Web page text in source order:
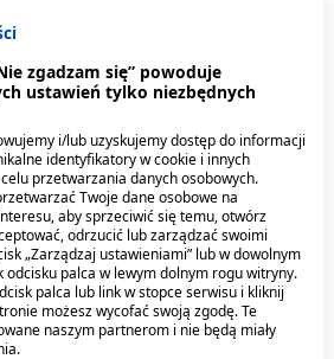
zgadzam się” powoduje
ustawień tylko niezbędnych
i/lub uzyskujemy dostęp do informacji
identyfikatory w cookie i innych
przetwarzania danych osobowych.
Twoje dane osobowe na
aby sprzeciwić się temu, otwórz
odrzucić lub zarządzać swoimi
„Zarządzaj ustawieniami” lub w dowolnym
odcisku palca w lewym dolnym rogu witryny.
palca lub link w stopce serwisu i kliknij
możesz wycofać swoją zgodę. Te
naszym partnerom i nie będą miały